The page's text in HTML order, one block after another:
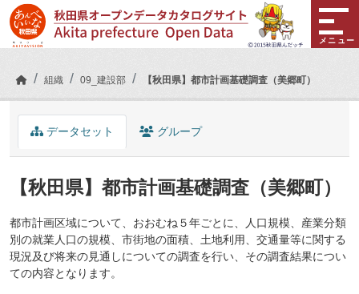
Skip to main content
メニュー
組織 09_建設部 【秋田県】都市計画基礎調査（美郷町）
データセット グループ
【秋田県】都市計画基礎調査（美郷町）
都市計画区域について、おおむね５年ごとに、人口規模、産業分類
別の就業人口の規模、市街地の面積、土地利用、交通量等に関する
現況及び将来の見通しについての調査を行い、その調査結果につい
ての内容となります。